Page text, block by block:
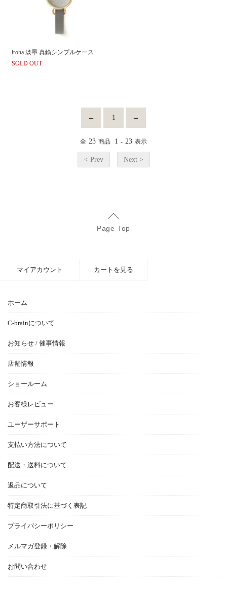
iroha 淡墨 真鍮シンプルケース
SOLD OUT
← 1 →
全 23 商品 1 - 23 表示
< Prev Next >
Page Top
ホーム
C-brainについて
お知らせ / 催事情報
店舗情報
ショールーム
お客様レビュー
ユーザーサポート
支払い方法について
配送・送料について
返品について
特定商取引法に基づく表記
プライバシーポリシー
メルマガ登録・解除
お問い合わせ
マイアカウント カートを見る